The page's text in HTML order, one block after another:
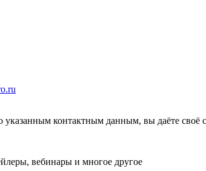
контактным данным, вы даёте своё
вебинары и многое другое